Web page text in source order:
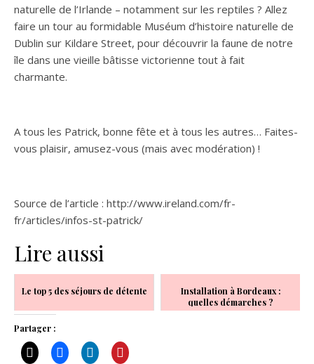
naturelle de l’Irlande – notamment sur les reptiles ? Allez
faire un tour au formidable Muséum d’histoire naturelle de
Dublin sur Kildare Street, pour découvrir la faune de notre
île dans une vieille bâtisse victorienne tout à fait
charmante.
A tous les Patrick, bonne fête et à tous les autres… Faites-
vous plaisir, amusez-vous (mais avec modération) !
Source de l’article : http://www.ireland.com/fr-
fr/articles/infos-st-patrick/
Lire aussi
Le top 5 des séjours de détente
Installation à Bordeaux :
quelles démarches ?
Partager :